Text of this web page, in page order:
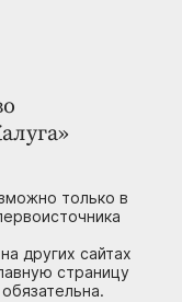
только в
других сайтах
страницу